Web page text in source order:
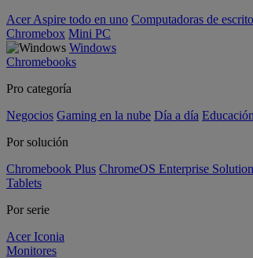
Acer Aspire todo en uno Computadoras de
Chromebox Mini PC
Windows
Chromebooks
Pro categoría
Negocios Gaming en la nube Día a día Educación
Por solución
Chromebook Plus ChromeOS Enterprise
Tablets
Por serie
Acer Iconia
Monitores